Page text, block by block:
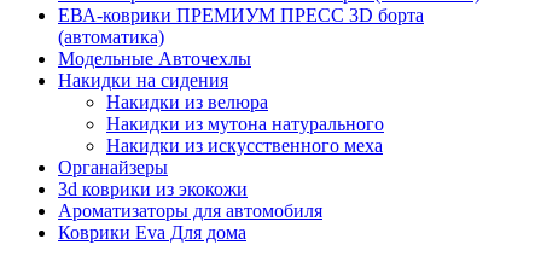
ЕВА-коврики ПРЕМИУМ ПРЕСС 3D борта
(автоматика)
Модельные Авточехлы
Накидки на сидения
Накидки из велюра
Накидки из мутона натурального
Накидки из искусственного меха
Органайзеры
3d коврики из экокожи
Ароматизаторы для автомобиля
Коврики Eva Для дома